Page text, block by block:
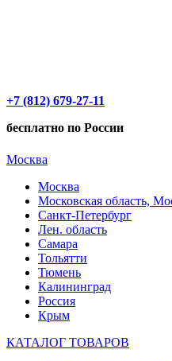
+7 (812) 679-27-11
бесплатно по России
Москва
Москва
Московская область,
Санкт-Петербург
Лен. область
Самара
Тольятти
Тюмень
Калининград
Россия
Крым
КАТАЛОГ ТОВАРОВ